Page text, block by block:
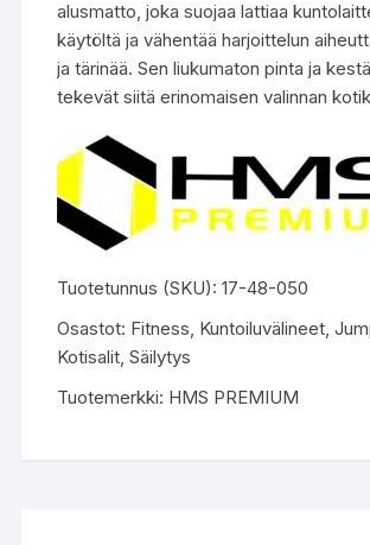
alusmatto, joka suojaa lattiaa
käytöltä ja vähentää harjoittelun
ja tärinää. Sen liukumaton pinta ja
tekevät siitä erinomaisen valinnan
Tuotetunnus (SKU):17-48-050
Osastot: Fitness, Kuntoiluvälineet,
Kotisalit,Säilytys
Tuotemerkki: HMS PREMIUM